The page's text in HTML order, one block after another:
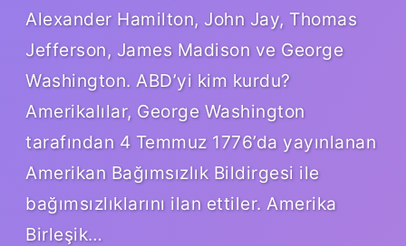
Alexander Hamilton, John Jay, Thomas
Jefferson, James Madison ve George
Washington. ABD’yi kim kurdu?
Amerikalılar, George Washington
tarafından 4 Temmuz 1776’da yayınlanan
Amerikan Bağımsızlık Bildirgesi ile
bağımsızlıklarını ilan ettiler. Amerika
Birleşik…